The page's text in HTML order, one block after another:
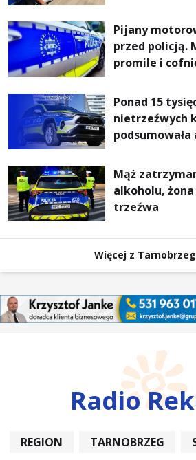
rachunki za
komfort życia
powietrze
Pijany
przed policją.
promile i
Ponad 15
nietrzeźwych
podsumowała
Mąż
alkoholu,
trzeźwa
Więcej z Tarnobrzeg
Radio
REGION TARNOBRZEG